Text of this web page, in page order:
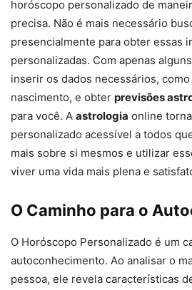
horóscopo personalizado de
precisa. Não é mais necessário
presencialmente para obter essas
personalizadas. Com apenas
inserir os dados necessários,
nascimento, e obter previsões
para você. A astrologia online
personalizado acessível a todos
mais sobre si mesmos e utilizar
viver uma vida mais plena e
O Caminho para o
O Horóscopo Personalizado é um
autoconhecimento. Ao analisar o
pessoa, ele revela características